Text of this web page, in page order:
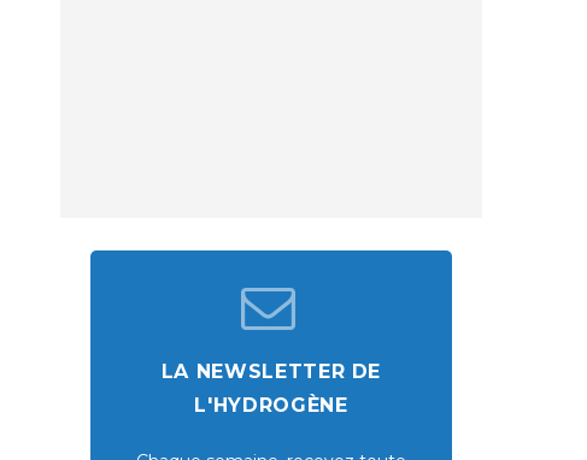
LA NEWSLETTER DE
L'HYDROGÈNE